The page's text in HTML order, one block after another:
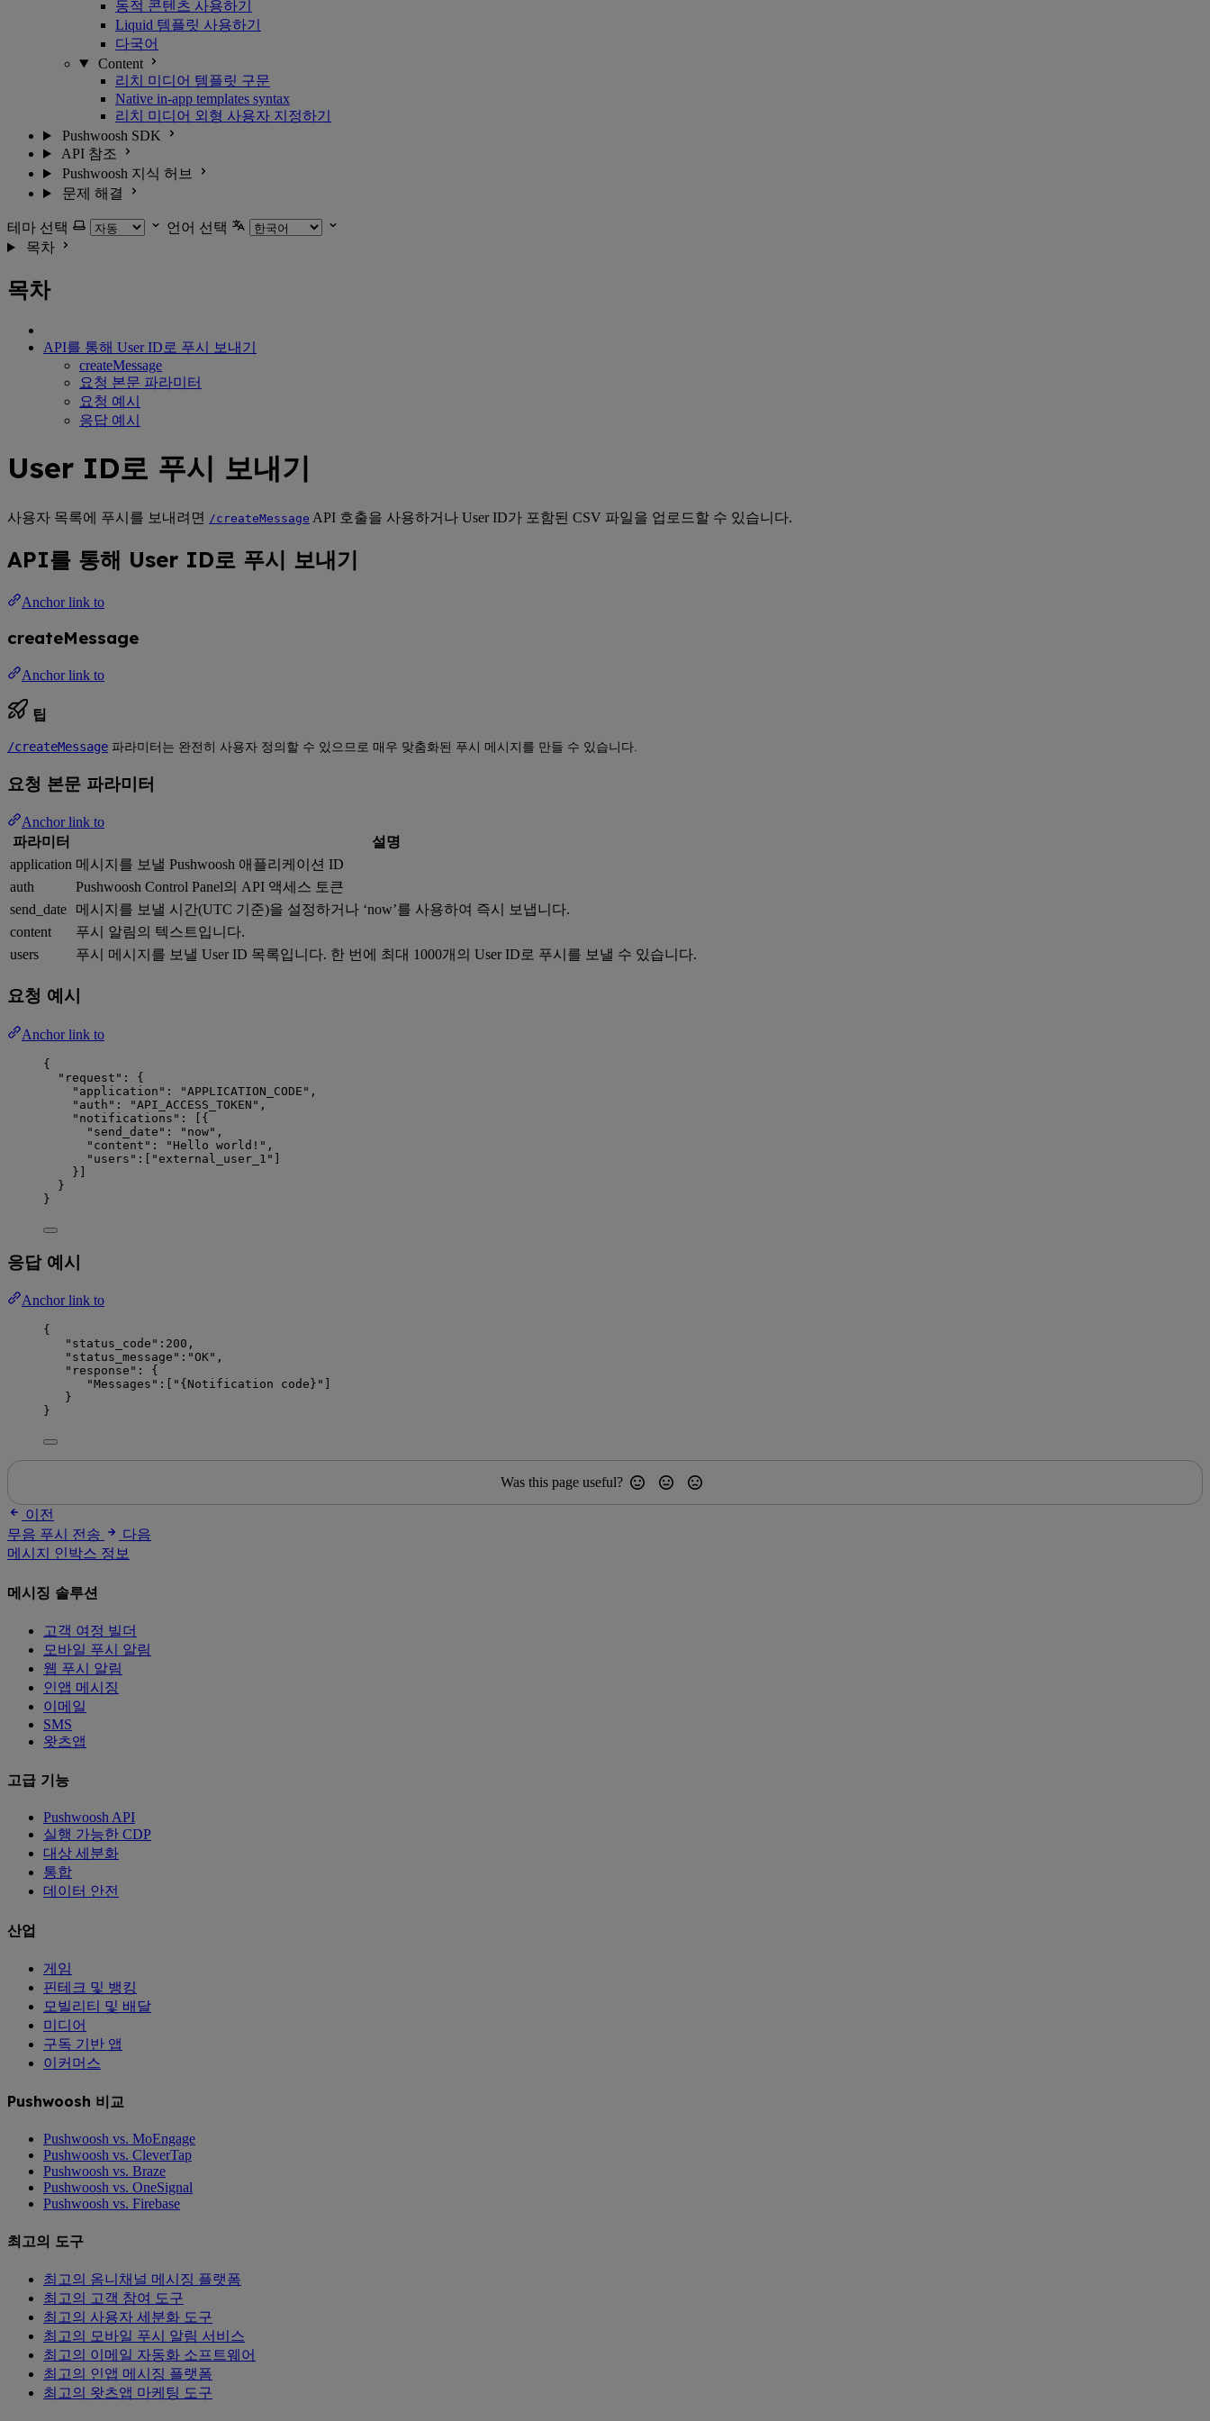
동적 콘텐츠 사용하기
Liquid 템플릿 사용하기
다국어
Content
리치 미디어 템플릿 구문
Native in-app templates syntax
리치 미디어 외형 사용자 지정하기
Pushwoosh SDK
API 참조
Pushwoosh 지식 허브
문제 해결
테마 선택
언어 선택
목차
목차
API를 통해 User ID로 푸시 보내기
createMessage
요청 본문 파라미터
요청 예시
응답 예시
User ID로 푸시 보내기
사용자 목록에 푸시를 보내려면 /createMessage API 호출을 사용하거나 User ID가 포함된 CSV 파일을 업로드할 수 있습니다.
API를 통해 User ID로 푸시 보내기
Anchor link to
createMessage
Anchor link to
팁
/createMessage 파라미터는 완전히 사용자 정의할 수 있으므로 매우 맞춤화된 푸시 메시지를 만들 수 있습니다.
요청 본문 파라미터
Anchor link to
파라미터
설명
application 메시지를 보낼 Pushwoosh 애플리케이션 ID
auth
Pushwoosh Control Panel의 API 액세스 토큰
send_date
메시지를 보낼 시간(UTC 기준)을 설정하거나 ‘now’를 사용하여 즉시 보냅니다.
content
푸시 알림의 텍스트입니다.
users
푸시 메시지를 보낼 User ID 목록입니다. 한 번에 최대 1000개의 User ID로 푸시를 보낼 수 있습니다.
요청 예시
Anchor link to
{
"request": {
"application": "APPLICATION_CODE",
"auth": "API_ACCESS_TOKEN",
"notifications": [{
"send_date": "now",
"content": "Hello world!",
"users":["external_user_1"]
}]
}
}
응답 예시
Anchor link to
{
"status_code":200,
"status_message":"OK",
"response": {
"Messages":["{Notification code}"]
}
}
Was this page useful?
이전
무음 푸시 전송
다음
메시지 인박스 정보
메시징 솔루션
고객 여정 빌더
모바일 푸시 알림
웹 푸시 알림
인앱 메시징
이메일
SMS
왓츠앱
고급 기능
Pushwoosh API
실행 가능한 CDP
대상 세분화
통합
데이터 안전
산업
게임
핀테크 및 뱅킹
모빌리티 및 배달
미디어
구독 기반 앱
이커머스
Pushwoosh 비교
Pushwoosh vs. MoEngage
Pushwoosh vs. CleverTap
Pushwoosh vs. Braze
Pushwoosh vs. OneSignal
Pushwoosh vs. Firebase
최고의 도구
최고의 옴니채널 메시징 플랫폼
최고의 고객 참여 도구
최고의 사용자 세분화 도구
최고의 모바일 푸시 알림 서비스
최고의 이메일 자동화 소프트웨어
최고의 인앱 메시징 플랫폼
최고의 왓츠앱 마케팅 도구